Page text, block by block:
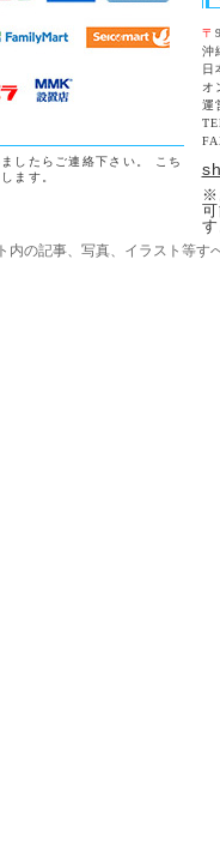
したらご連絡下さい。 こち
ます。
〒
沖
日
オ
運
※
す
の記事、写真、イラスト等す